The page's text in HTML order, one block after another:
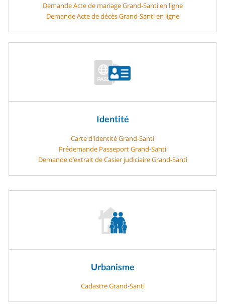
Demande Acte de mariage Grand-Santi en ligne
Demande Acte de décès Grand-Santi en ligne
Identité
Carte d'identité Grand-Santi
Prédemande Passeport Grand-Santi
Demande d’extrait de Casier judiciaire Grand-Santi
Urbanisme
Cadastre Grand-Santi